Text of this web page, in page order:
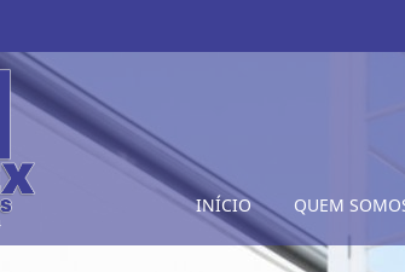
INÍCIO QUEM